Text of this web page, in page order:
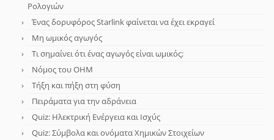
Ρολογιών
Ένας δορυφόρος Starlink φαίνεται να έχει εκραγεί
Μη ωμικός αγωγός
Τι σημαίνει ότι ένας αγωγός είναι ωμικός;
Νόμος του OHM
Τήξη και πήξη στη φύση
Πειράματα για την αδράνεια
Quiz: Ηλεκτρική Ενέργεια και Ισχύς
Quiz: Σύμβολα και ονόματα Χημικών Στοιχείων